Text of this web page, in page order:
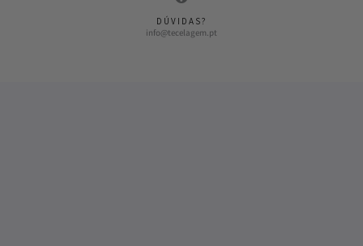
DÚVIDAS?
info@tecelagem.pt